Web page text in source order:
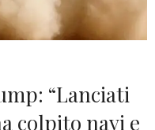
“Lanciati
colpito navi e